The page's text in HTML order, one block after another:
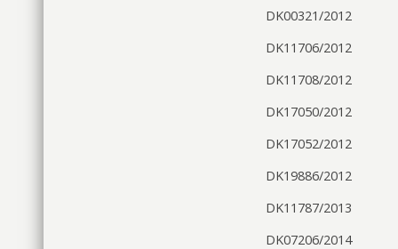
DK00321/2012
DK11706/2012
DK11708/2012
DK17050/2012
DK17052/2012
DK19886/2012
DK11787/2013
DK07206/2014